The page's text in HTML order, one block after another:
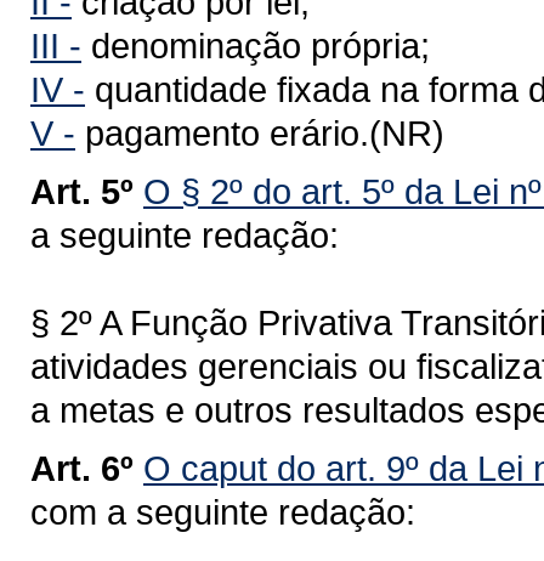
III - denominação própria;
IV - quantidade fixada na forma
V - pagamento erário.(NR)
Art. 5º O § 2º do art. 5º da Lei
a seguinte redação:
§ 2º A Função Privativa
atividades gerenciais ou
a metas e outros resultados
Art. 6º O caput do art. 9º da Lei
com a seguinte redação: